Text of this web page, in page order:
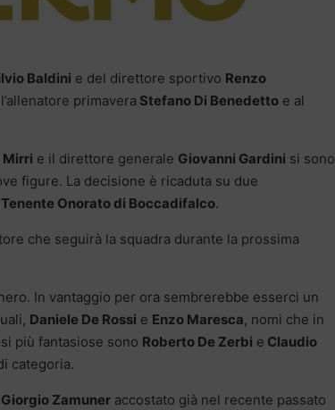
Baldini e del direttore sportivo Renzo
primavera Stefano Di Benedetto e al
Mirri e il direttore generale Giovanni Gardini si sono
figure. La decisione è ricaduta su due
Tenente Onorato di Boccadifalco.
che seguirà la squadra durante la prossima
In vantaggio per ora sembrerebbe esserci un
Daniele De Rossi e Enzo Maresca, nomi che in
più fantasiose sono Roberto De Zerbi e Claudio
categoria.
Giorgio Zamuner accostato già nel recente passato